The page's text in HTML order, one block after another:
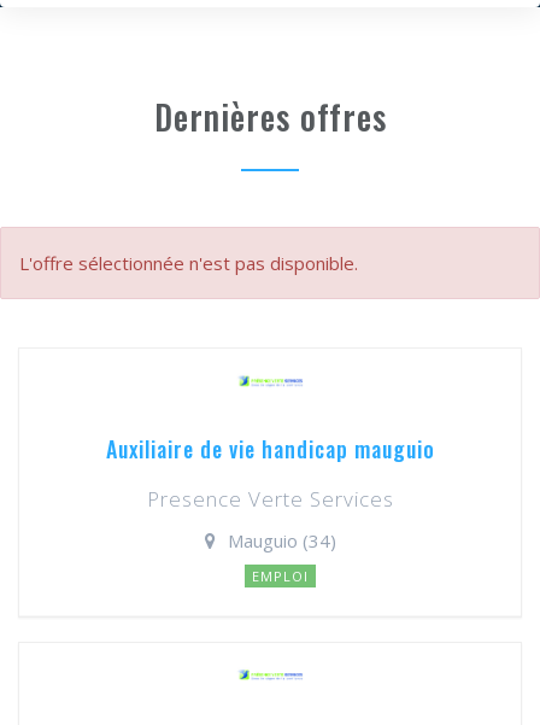
Dernières offres
L'offre sélectionnée n'est pas disponible.
Auxiliaire de vie handicap mauguio
Presence Verte Services
Mauguio (34)
EMPLOI